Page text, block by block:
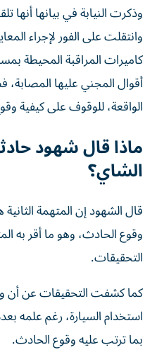
وذكرت النيابة في بيانها أنها
وانتقلت على الفور لإجراء
كاميرات المراقبة المحيطة
أقوال المجني عليها
الواقعة، للوقوف على كيفية
ماذا قال شهود
الشاي؟
قال الشهود إن المتهمة
وقوع الحادث، وهو ما أقر به
التحقيقات.
كما كشفت التحقيقات عن أن
استخدام السيارة، رغم علمه
بما ترتب عليه وقوع الحادث.